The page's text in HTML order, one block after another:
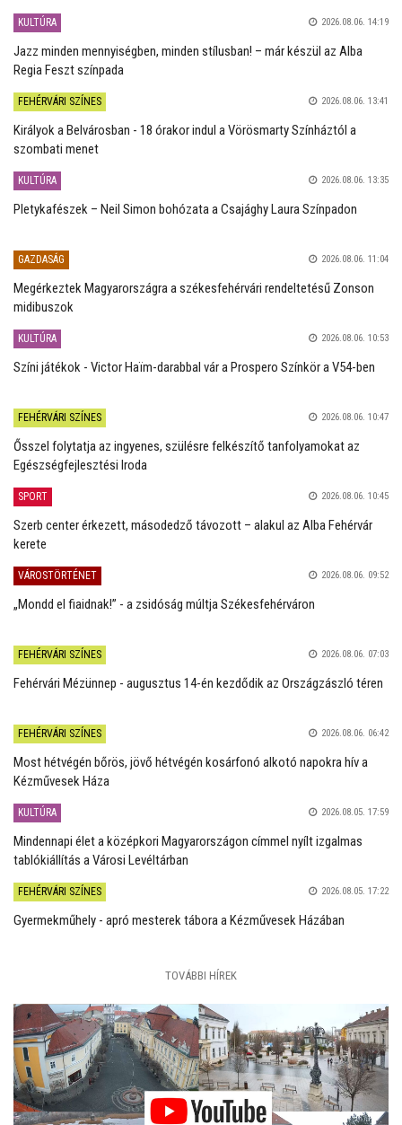
KULTÚRA 2026.08.06. 14:19
Jazz minden mennyiségben, minden stílusban! – már készül az Alba
Regia Feszt színpada
FEHÉRVÁRI SZÍNES 2026.08.06. 13:41
Királyok a Belvárosban - 18 órakor indul a Vörösmarty Színháztól a
szombati menet
KULTÚRA 2026.08.06. 13:35
Pletykafészek – Neil Simon bohózata a Csajághy Laura Színpadon
GAZDASÁG 2026.08.06. 11:04
Megérkeztek Magyarországra a székesfehérvári rendeltetésű Zonson
midibuszok
KULTÚRA 2026.08.06. 10:53
Színi játékok - Victor Haïm-darabbal vár a Prospero Színkör a V54-ben
FEHÉRVÁRI SZÍNES 2026.08.06. 10:47
Ősszel folytatja az ingyenes, szülésre felkészítő tanfolyamokat az
Egészségfejlesztési Iroda
SPORT 2026.08.06. 10:45
Szerb center érkezett, másodedző távozott – alakul az Alba Fehérvár
kerete
VÁROSTÖRTÉNET 2026.08.06. 09:52
„Mondd el fiaidnak!” - a zsidóság múltja Székesfehérváron
FEHÉRVÁRI SZÍNES 2026.08.06. 07:03
Fehérvári Mézünnep - augusztus 14-én kezdődik az Országzászló téren
FEHÉRVÁRI SZÍNES 2026.08.06. 06:42
Most hétvégén bőrös, jövő hétvégén kosárfonó alkotó napokra hív a
Kézművesek Háza
KULTÚRA 2026.08.05. 17:59
Mindennapi élet a középkori Magyarországon címmel nyílt izgalmas
tablókiállítás a Városi Levéltárban
FEHÉRVÁRI SZÍNES 2026.08.05. 17:22
Gyermekműhely - apró mesterek tábora a Kézművesek Házában
TOVÁBBI HÍREK